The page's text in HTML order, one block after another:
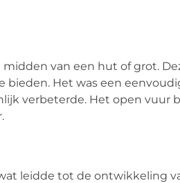
van een hut of grot.
Het was een
verbeterde. Het open vuur
leidde tot de ontwikkeling